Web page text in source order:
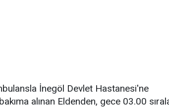
İnegöl Devlet Hastanesi'ne
alınan Eldenden, gece 03.00